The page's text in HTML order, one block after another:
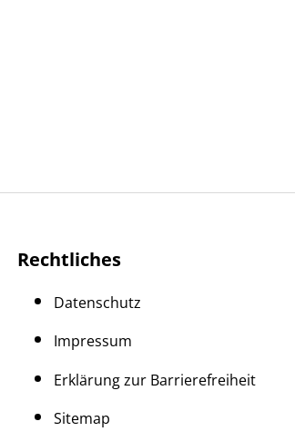
Rechtliches
Datenschutz
Impressum
Erklärung zur Barrierefreiheit
Sitemap